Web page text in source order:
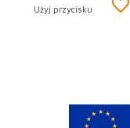
Użyj przycisku